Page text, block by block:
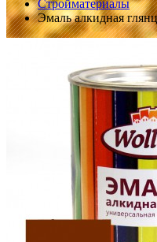
Стройматериалы
Эмаль алкидная